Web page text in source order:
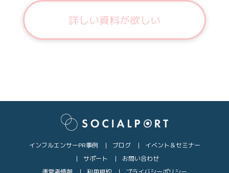
詳しい資料が欲しい
インフルエンサーPR事例 ブログ
イベント＆セミナー
サポート
お問い合わせ